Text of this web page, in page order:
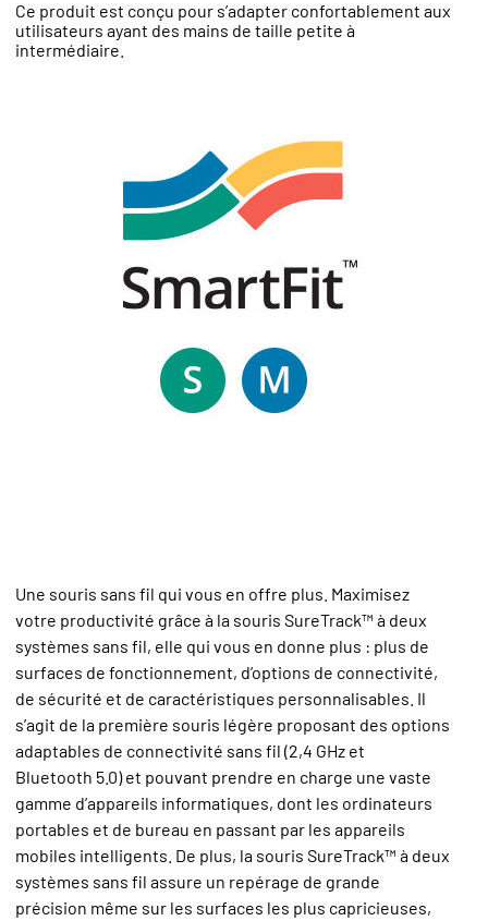
Ce produit est conçu pour s’adapter confortablement aux
utilisateurs ayant des mains de taille petite à
intermédiaire.
Une souris sans fil qui vous en offre plus. Maximisez
votre productivité grâce à la souris SureTrack™ à deux
systèmes sans fil, elle qui vous en donne plus : plus de
surfaces de fonctionnement, d’options de connectivité,
de sécurité et de caractéristiques personnalisables. Il
s’agit de la première souris légère proposant des options
adaptables de connectivité sans fil (2,4 GHz et
Bluetooth 5.0) et pouvant prendre en charge une vaste
gamme d’appareils informatiques, dont les ordinateurs
portables et de bureau en passant par les appareils
mobiles intelligents. De plus, la souris SureTrack™ à deux
systèmes sans fil assure un repérage de grande
précision même sur les surfaces les plus capricieuses,